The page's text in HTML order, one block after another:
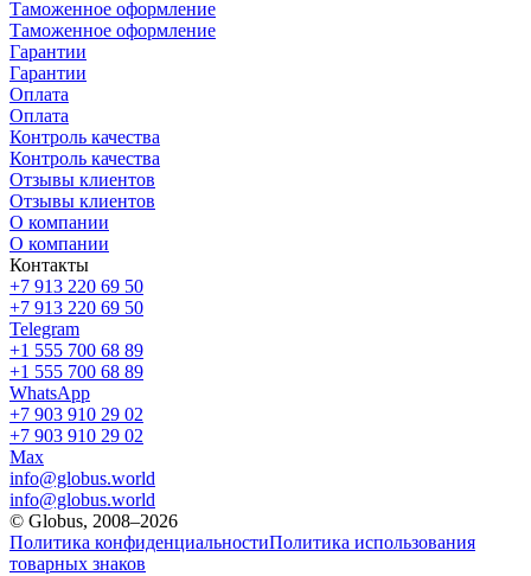
Таможенное оформление
Таможенное оформление
Гарантии
Гарантии
Оплата
Оплата
Контроль качества
Контроль качества
Отзывы клиентов
Отзывы клиентов
О компании
О компании
Контакты
+7 913 220 69 50
+7 913 220 69 50
Telegram
+1 555 700 68 89
+1 555 700 68 89
WhatsApp
+7 903 910 29 02
+7 903 910 29 02
Max
info@globus.world
info@globus.world
© Globus, 2008–2026
Политика конфиденциальностиПолитика использования
товарных знаков